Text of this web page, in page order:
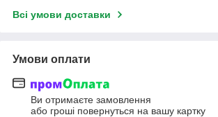
Всі умови доставки
Умови оплати
Ви отримаєте замовлення
або гроші повернуться на вашу картку